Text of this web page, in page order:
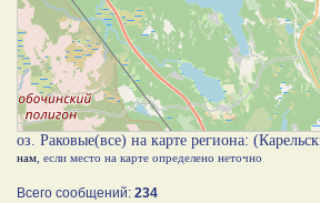
оз. Раковые(все) на карте региона:
нам , если место на карте определено неточно
Всего сообщений: 234